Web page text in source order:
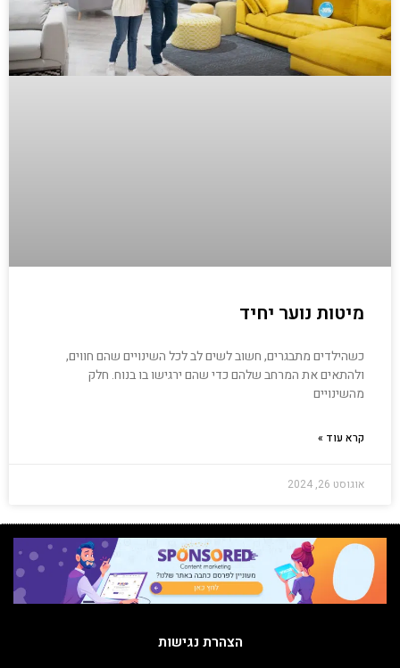
מיטות נוער יחיד
כשהילדים מתבגרים, חשוב לשים לב לכל השינויים שהם חווים,
ולהתאים את המרחב שלהם כדי שהם ירגישו בו בנוח. חלק
מהשינויים
קרא עוד »
אוגוסט 26, 2024
הצהרת נגישות